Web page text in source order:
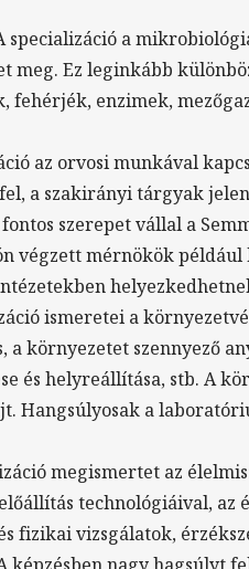
specializáció a
meg. Ez leginkább
fehérjék, enzimek,
az orvosi munkával
a szakirányi tárgyak
szerepet vállal a
végzett mérnökök
ismeretei a
környezetet szennyező
és helyreállítása, stb. A
Hangsúlyosak a
megismertet az
technológiáival, az
vizsgálatok,
képzésben nagy hagsúlyt